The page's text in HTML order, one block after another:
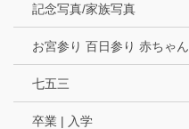
記念写真/家族写真
お宮参り 百日参り 赤ちゃん
七五三
卒業 | 入学